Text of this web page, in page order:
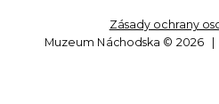
Zásady ochrany
Muzeum Náchodska © 2026